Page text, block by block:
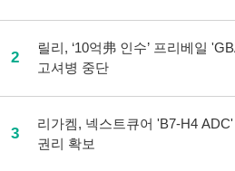
2
릴리, ‘10억弗 인수’ 프리베일
고셔병 중단
3
리가켐, 넥스트큐어 'B7-H4
권리 확보